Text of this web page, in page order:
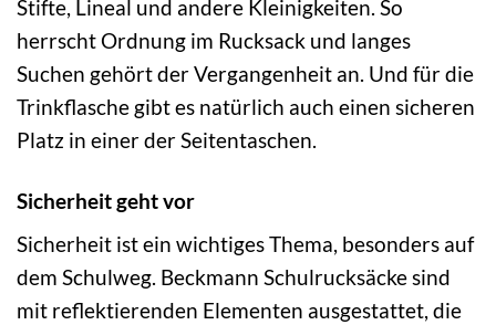
Stifte, Lineal und andere Kleinigkeiten. So
herrscht Ordnung im Rucksack und langes
Suchen gehört der Vergangenheit an. Und für die
Trinkflasche gibt es natürlich auch einen sicheren
Platz in einer der Seitentaschen.
Sicherheit geht vor
Sicherheit ist ein wichtiges Thema, besonders auf
dem Schulweg. Beckmann Schulrucksäcke sind
mit reflektierenden Elementen ausgestattet, die